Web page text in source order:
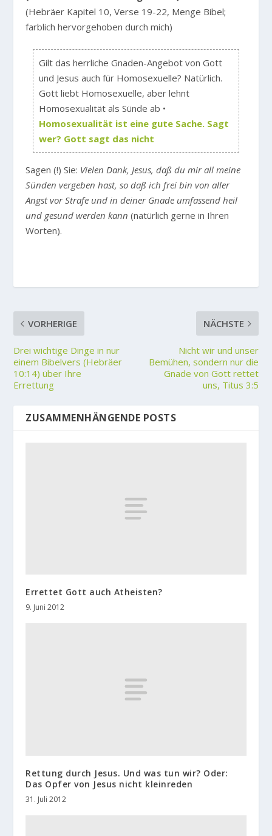
(Hebräer Kapitel 10, Verse 19-22, Menge Bibel;
farblich hervorgehoben durch mich)
Gilt das herrliche Gnaden-Angebot von Gott
und Jesus auch für Homosexuelle? Natürlich.
Gott liebt Homosexuelle, aber lehnt
Homosexualität als Sünde ab •
Homosexualität ist eine gute Sache. Sagt
wer? Gott sagt das nicht
Sagen (!) Sie: Vielen Dank, Jesus, daß du mir all meine
Sünden vergeben hast, so daß ich frei bin von aller
Angst vor Strafe und in deiner Gnade umfassend heil
und gesund werden kann (natürlich gerne in Ihren
Worten).
VORHERIGE
Drei wichtige Dinge in nur
einem Bibelvers (Hebräer
10:14) über Ihre
Errettung
NÄCHSTE
Nicht wir und unser
Bemühen, sondern nur die
Gnade von Gott rettet
uns, Titus 3:5
ZUSAMMENHÄNGENDE POSTS
Errettet Gott auch Atheisten?
9. Juni 2012
Rettung durch Jesus. Und was tun wir? Oder:
Das Opfer von Jesus nicht kleinreden
31. Juli 2012